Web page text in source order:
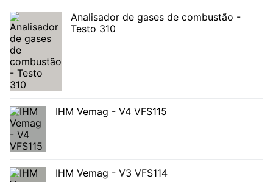
Analisador de gases de combustão -
Testo 310
IHM Vemag - V4 VFS115
IHM Vemag - V3 VFS114